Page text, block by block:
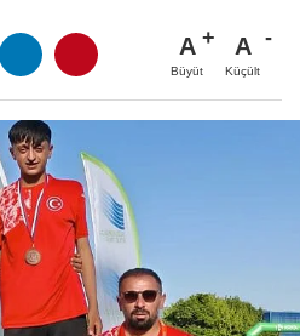
A
Büyüt
A
Küçült